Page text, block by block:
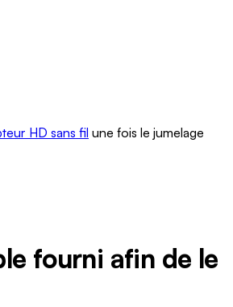
HD sans fil une fois le jumelage
fourni afin de le